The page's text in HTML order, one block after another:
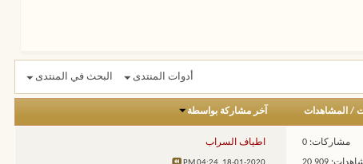
أدوات المنتدى البحث في المنتدى
/ المشاهدات آخر مشاركة بواسطة
مشاركات: 0 اطياف السراب